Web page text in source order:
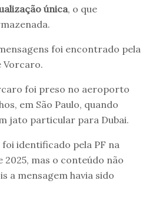
única, o que
foi encontrado pela
Vorcaro.
foi preso no aeroporto
em São Paulo, quando
jato particular para Dubai.
identificado pela PF na
2025, mas o conteúdo não
a mensagem havia sido